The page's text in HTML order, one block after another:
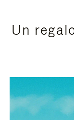
Un